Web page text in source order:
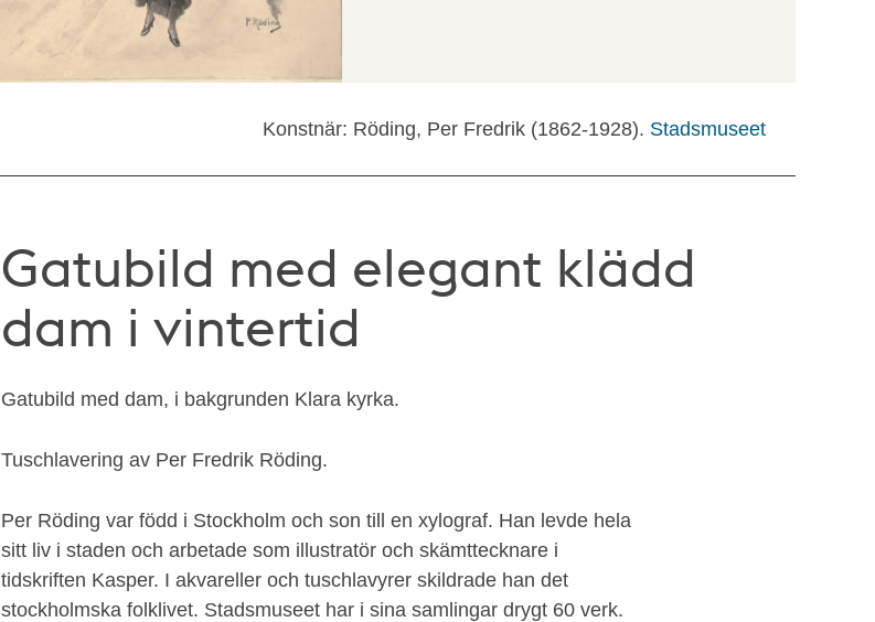
Konstnär: Röding, Per Fredrik (1862-1928). Stadsmuseet
Gatubild med elegant klädd
dam i vintertid
Gatubild med dam, i bakgrunden Klara kyrka.
Tuschlavering av Per Fredrik Röding.
Per Röding var född i Stockholm och son till en xylograf. Han levde hela
sitt liv i staden och arbetade som illustratör och skämttecknare i
tidskriften Kasper. I akvareller och tuschlavyrer skildrade han det
stockholmska folklivet. Stadsmuseet har i sina samlingar drygt 60 verk.